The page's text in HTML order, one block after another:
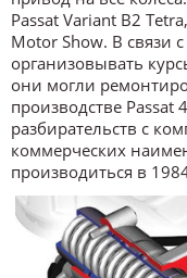
Passat Variant B2
Motor Show. В связи
организовывать
они могли
производстве Passat
разбирательств с
коммерческих
производиться в